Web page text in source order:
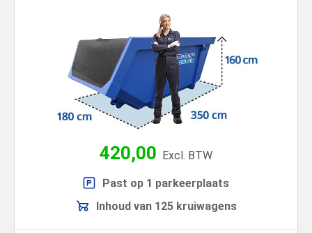
420,00 Excl. BTW
Past op 1 parkeerplaats
Inhoud van 125 kruiwagens